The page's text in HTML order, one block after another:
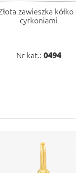
zawieszka kółko
cyrkoniami
Nr kat.: 0494